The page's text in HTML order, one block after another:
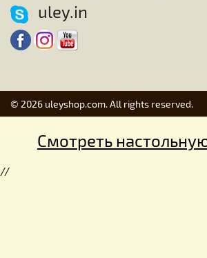
uley.in
© 2026 uleyshop.com. All rights reserved.
Смотреть
//